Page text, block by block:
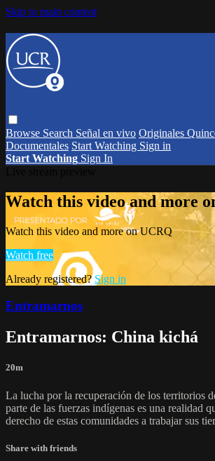
Skip to main content
Browse Search Señal en vivo Originales
Documentales Start Watching Sign in
Start Watching Sign In
Watch this video and more
Watch this video and more on UCRQ
Watch free
Already registered?Sign in
Entramarnos
Entramarnos: China kichá
20m
La lucha por la recuperación de los territorios
parte de las fuerzas indígenas es una realidad
derecho de estas comunidades a trabajar sus
Share with friends